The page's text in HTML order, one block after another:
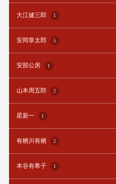
大江健三郎 1
安岡章太郎 5
安部公房 1
山本周五郎 2
星新一 1
有栖川有栖 2
本谷有希子 1